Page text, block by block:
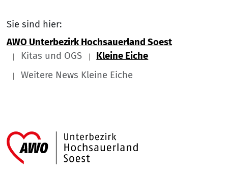
Sie sind hier:
AWO Unterbezirk Hochsauerland Soest
Kitas und OGS
Kleine Eiche
Weitere News Kleine Eiche